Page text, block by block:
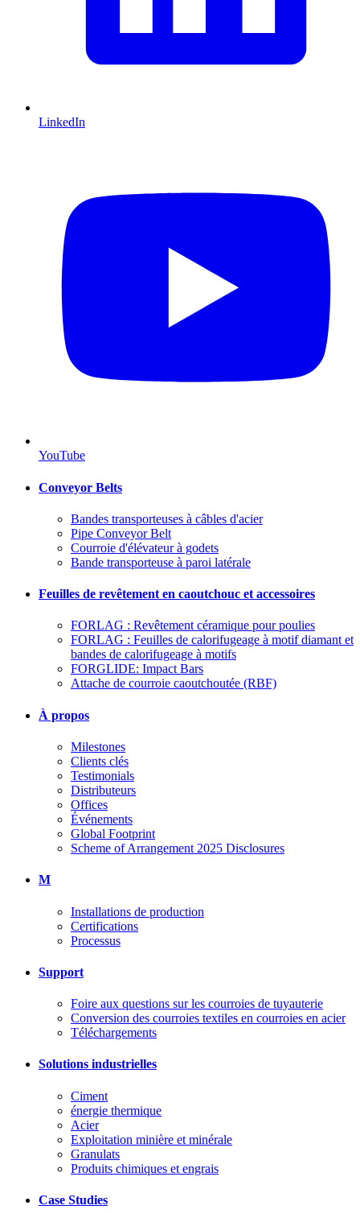
LinkedIn
YouTube
Conveyor Belts
Bandes transporteuses à câbles d'acier
Pipe Conveyor Belt
Courroie d'élévateur à godets
Bande transporteuse à paroi latérale
Feuilles de revêtement en caoutchouc et accessoires
FORLAG : Revêtement céramique pour poulies
FORLAG : Feuilles de calorifugeage à motif diamant et
bandes de calorifugeage à motifs
FORGLIDE: Impact Bars
Attache de courroie caoutchoutée (RBF)
À propos
Milestones
Clients clés
Testimonials
Distributeurs
Offices
Événements
Global Footprint
Scheme of Arrangement 2025 Disclosures
M
Installations de production
Certifications
Processus
Support
Foire aux questions sur les courroies de tuyauterie
Conversion des courroies textiles en courroies en acier
Téléchargements
Solutions industrielles
Ciment
énergie thermique
Acier
Exploitation minière et minérale
Granulats
Produits chimiques et engrais
Case Studies